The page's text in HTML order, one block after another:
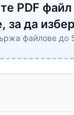
PDF файл
за да
файлове до